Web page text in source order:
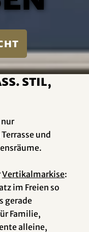
Stil,
und
Vertikalmarkise:
im Freien so
gerade
Familie,
alleine,